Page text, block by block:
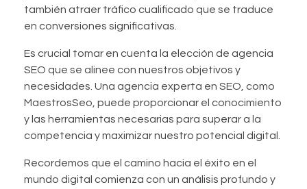
también atraer tráfico cualificado que se traduce
en conversiones significativas.
Es crucial tomar en cuenta la elección de agencia
SEO que se alinee con nuestros objetivos y
necesidades. Una agencia experta en SEO, como
MaestrosSeo, puede proporcionar el conocimiento
y las herramientas necesarias para superar a la
competencia y maximizar nuestro potencial digital.
Recordemos que el camino hacia el éxito en el
mundo digital comienza con un análisis profundo y